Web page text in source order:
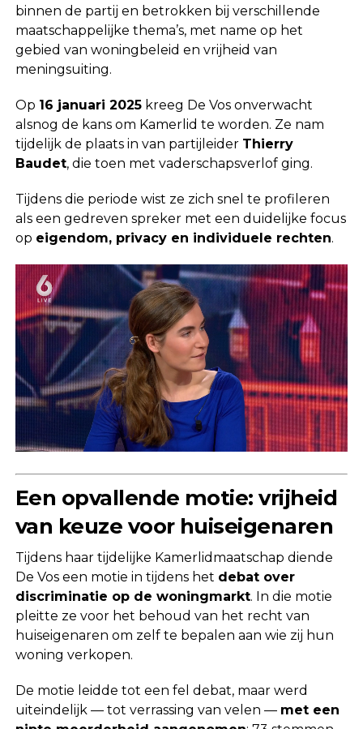
binnen de partij en betrokken bij verschillende
maatschappelijke thema’s, met name op het
gebied van woningbeleid en vrijheid van
meningsuiting.
Op 16 januari 2025kreeg De Vos onverwacht
alsnog de kans om Kamerlid te worden. Ze nam
tijdelijk de plaats in van partijleider Thierry
Baudet, die toen met vaderschapsverlof ging.
Tijdens die periode wist ze zich snel te profileren
als een gedreven spreker met een duidelijke focus
op eigendom, privacy en individuele rechten.
Een opvallende motie: vrijheid
van keuze voor huiseigenaren
Tijdens haar tijdelijke Kamerlidmaatschap diende
De Vos een motie in tijdens het debat over
discriminatie op de woningmarkt. In die motie
pleitte ze voor het behoud van het recht van
huiseigenaren om zelf te bepalen aan wie zij hun
woning verkopen.
De motie leidde tot een fel debat, maar werd
uiteindelijk — tot verrassing van velen — met een